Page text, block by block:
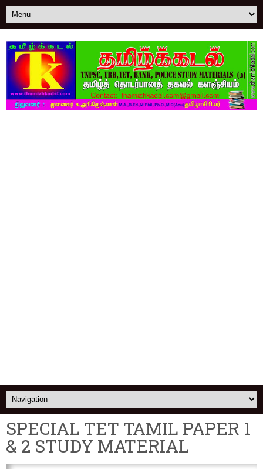
SPECIAL TET TAMIL PAPER 1
& 2 STUDY MATERIAL